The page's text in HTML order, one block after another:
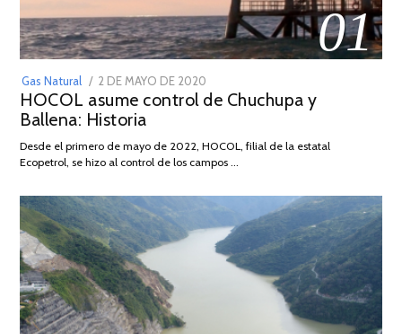
01
Gas Natural
POSTED
ON
2 DE MAYO DE 2020
DE
2026
HOCOL asume control de Chuchupa y
Ballena: Historia
Desde el primero de mayo de 2022, HOCOL, filial de la estatal
Ecopetrol, se hizo al control de los campos …